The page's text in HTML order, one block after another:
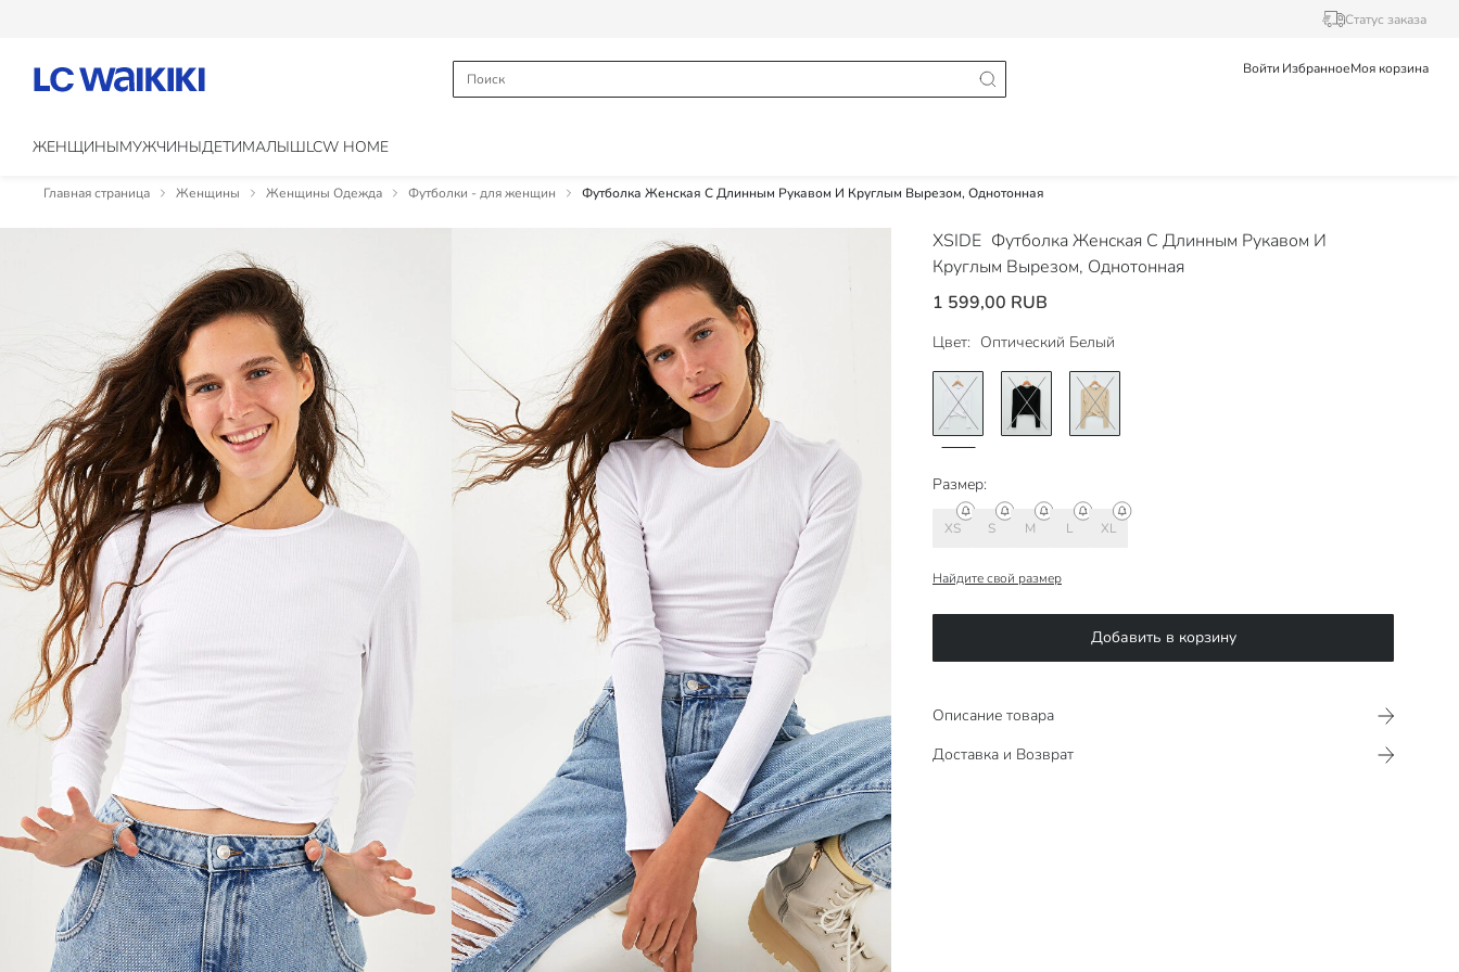
Статус заказа
Войти ИзбранноеМоя корзина
ЖЕНЩИНЫМУЖЧИНЫДЕТИМАЛЫШLCW HOME
Главная страница Женщины Женщины Одежда Футболки - для женщин Футболка Женская С Длинным Рукавом И Круглым Вырезом, Однотонная
XSIDE Футболка Женская С Длинным Рукавом И
Круглым Вырезом, Однотонная
1 599,00 RUB
Цвет: Оптический Белый
Размер:
XS S M L XL
Найдите свой размер
Добавить в корзину
Описание товара
Доставка и Возврат